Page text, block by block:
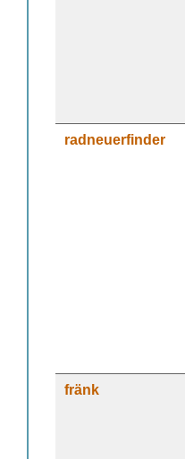
radneuerfinder
fränk